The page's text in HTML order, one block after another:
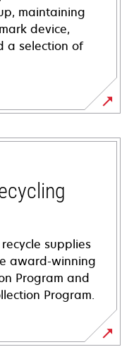
maintaining
device,
a selection of
supplies
award-winning
Program and
Program.